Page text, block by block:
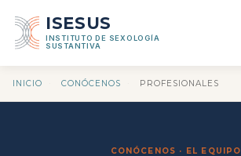
ISESUS
INSTITUTO DE SEXOLOGÍA
SUSTANTIVA
INICIO CONÓCENOS PROFESIONALES
CONÓCENOS · EL EQUIPO